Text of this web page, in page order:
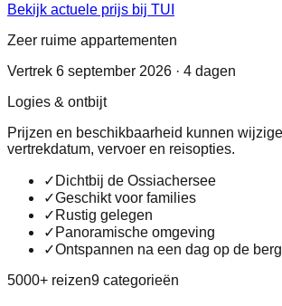
Bekijk actuele prijs bij TUI
Zeer ruime appartementen
Vertrek 6 september 2026 · 4 dagen
Logies & ontbijt
Prijzen en beschikbaarheid kunnen
vertrekdatum, vervoer en reisopties.
✓ Dichtbij de Ossiachersee
✓Geschikt voor families
✓ Rustig gelegen
✓ Panoramische omgeving
✓Ontspannen na een dag op de berg
5000+ reizen9 categorieën